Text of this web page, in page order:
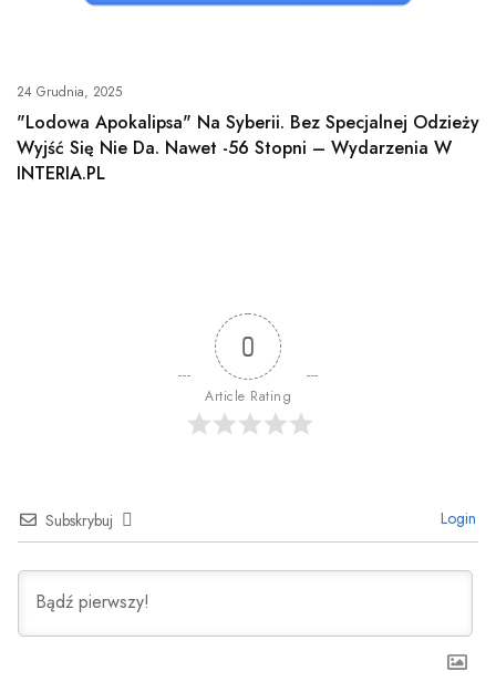
24 Grudnia, 2025
"Lodowa Apokalipsa" Na Syberii. Bez Specjalnej Odzieży
Wyjść Się Nie Da. Nawet -56 Stopni – Wydarzenia W
INTERIA.PL
0
Article Rating
Subskrybuj Login